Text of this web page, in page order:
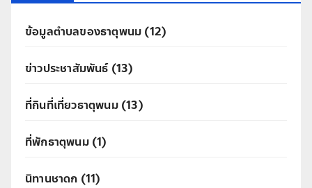
ข้อมูลตำบลของธาตุพนม (12)
ข่าวประชาสัมพันธ์(13)
ที่กินที่เที่ยวธาตุพนม(13)
ที่พักธาตุพนม(1)
นิทานชาดก (11)